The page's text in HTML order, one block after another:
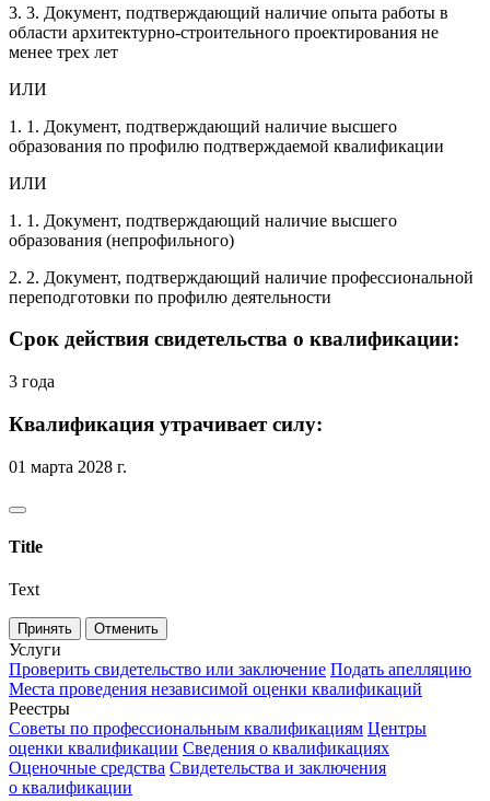
3. 3. Документ, подтверждающий наличие опыта работы в
области архитектурно-строительного проектирования не
менее трех лет
ИЛИ
1. 1. Документ, подтверждающий наличие высшего
образования по профилю подтверждаемой квалификации
ИЛИ
1. 1. Документ, подтверждающий наличие высшего
образования (непрофильного)
2. 2. Документ, подтверждающий наличие профессиональной
переподготовки по профилю деятельности
Срок действия свидетельства о квалификации:
3 года
Квалификация утрачивает силу:
01 марта 2028 г.
Title
Text
Принять Отменить
Услуги
Проверить свидетельство или заключение Подать апелляцию
Места проведения независимой оценки квалификаций
Реестры
Советы по профессиональным квалификациям Центры
оценки квалификации Сведения о квалификациях
Оценочные средства Свидетельства и заключения
о квалификации